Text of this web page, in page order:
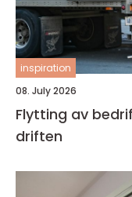
inspiration
08. July 2026
Flytting av
driften